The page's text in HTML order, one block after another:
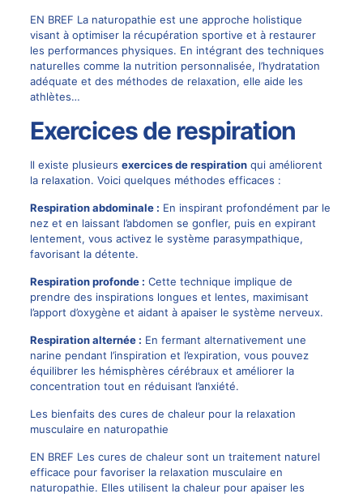
EN BREF La naturopathie est une approche holistique
visant à optimiser la récupération sportive et à restaurer
les performances physiques. En intégrant des techniques
naturelles comme la nutrition personnalisée, l’hydratation
adéquate et des méthodes de relaxation, elle aide les
athlètes…
Exercices de respiration
Il existe plusieurs exercices de respirationqui améliorent
la relaxation. Voici quelques méthodes efficaces :
Respiration abdominale : En inspirant profondément par le
nez et en laissant l’abdomen se gonfler, puis en expirant
lentement, vous activez le système parasympathique,
favorisant la détente.
Respiration profonde : Cette technique implique de
prendre des inspirations longues et lentes, maximisant
l’apport d’oxygène et aidant à apaiser le système nerveux.
Respiration alternée : En fermant alternativement une
narine pendant l’inspiration et l’expiration, vous pouvez
équilibrer les hémisphères cérébraux et améliorer la
concentration tout en réduisant l’anxiété.
Les bienfaits des cures de chaleur pour la relaxation
musculaire en naturopathie
EN BREF Les cures de chaleur sont un traitement naturel
efficace pour favoriser la relaxation musculaire en
naturopathie. Elles utilisent la chaleur pour apaiser les